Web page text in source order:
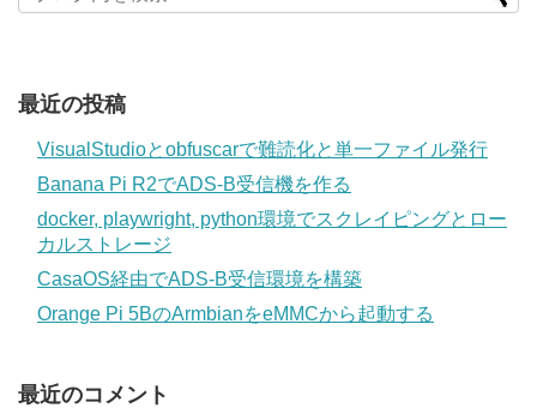
最近の投稿
VisualStudioとobfuscarで難読化と単一ファイル発行
Banana Pi R2でADS-B受信機を作る
docker, playwright, python環境でスクレイピングとロー
カルストレージ
CasaOS経由でADS-B受信環境を構築
Orange Pi 5BのArmbianをeMMCから起動する
最近のコメント